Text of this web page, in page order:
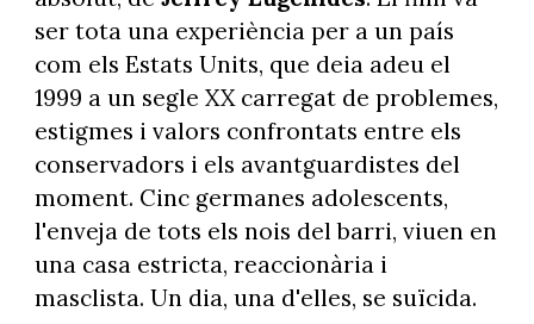
ser tota una experiència per a un país
com els Estats Units, que deia adeu el
1999 a un segle XX carregat de problemes,
estigmes i valors confrontats entre els
conservadors i els avantguardistes del
moment. Cinc germanes adolescents,
l'enveja de tots els nois del barri, viuen en
una casa estricta, reaccionària i
masclista. Un dia, una d'elles, se suïcida.